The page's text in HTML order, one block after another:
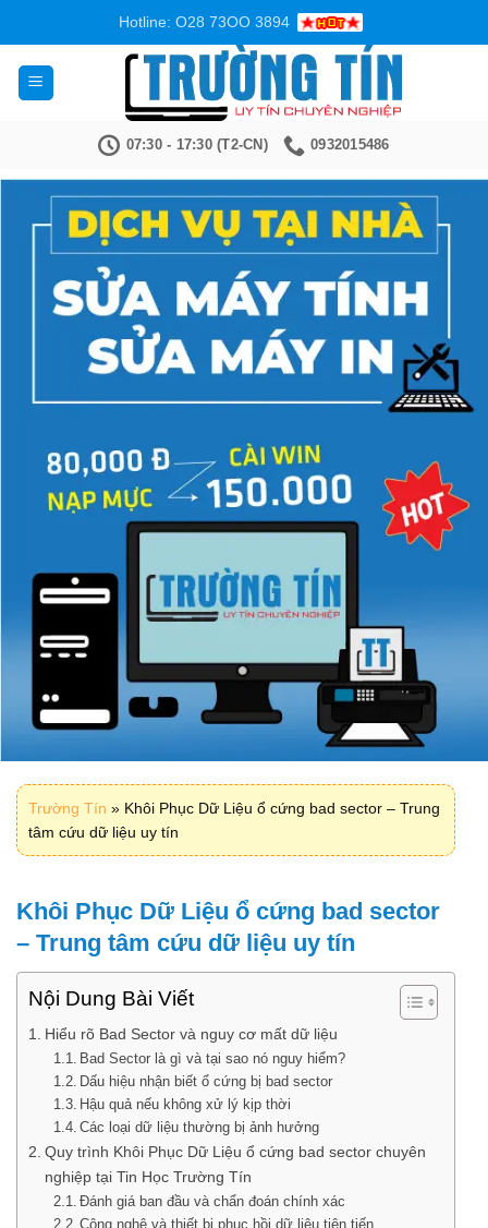
nội
dung
Hotline: O28 73OO 3894
07:30 - 17:30 (T2-CN) 0932015486
Trường Tín » Khôi Phục Dữ Liệu ổ cứng bad sector – Trung
tâm cứu dữ liệu uy tín
Khôi Phục Dữ Liệu ổ cứng bad sector
– Trung tâm cứu dữ liệu uy tín
Nội Dung Bài Viết
Hiểu rõ Bad Sector và nguy cơ mất dữ liệu
Bad Sector là gì và tại sao nó nguy hiểm?
Dấu hiệu nhận biết ổ cứng bị bad sector
Hậu quả nếu không xử lý kịp thời
Các loại dữ liệu thường bị ảnh hưởng
Quy trình Khôi Phục Dữ Liệu ổ cứng bad sector chuyên
nghiệp tại Tin Học Trường Tín
Đánh giá ban đầu và chẩn đoán chính xác
Công nghệ và thiết bị phục hồi dữ liệu tiên tiến